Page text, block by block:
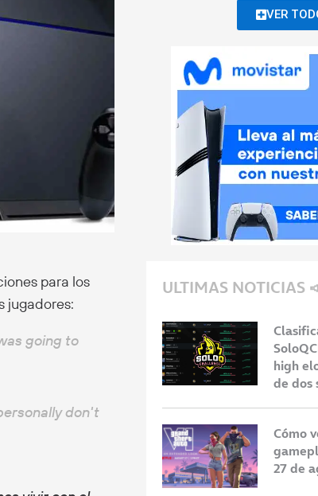
para los
jugadores:
going to
don't
VER
ULTIMAS NOTICIAS
high
de dos
Cómo
27 de